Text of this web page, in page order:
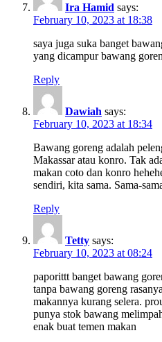
Ira Hamid says:
February 10, 2023 at 18:38
saya juga suka banget
yang dicampur bawang
Reply
Dawiah says:
February 10, 2023 at 18:34
Bawang goreng adalah
Makassar atau konro. Tak
makan coto dan konro
sendiri, kita sama. Sama-
Reply
Tetty says:
February 10, 2023 at 08:24
paporittt banget bawang
tanpa bawang goreng
makannya kurang selera.
punya stok bawang
enak buat temen makan